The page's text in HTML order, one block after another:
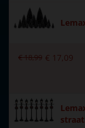
Soort
Met verlichting
Met muziek
€18,99 € 17,09